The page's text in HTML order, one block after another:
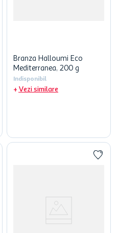
Branza Halloumi Eco
Mediterranea, 200 g
Indisponibil
Vezi similare